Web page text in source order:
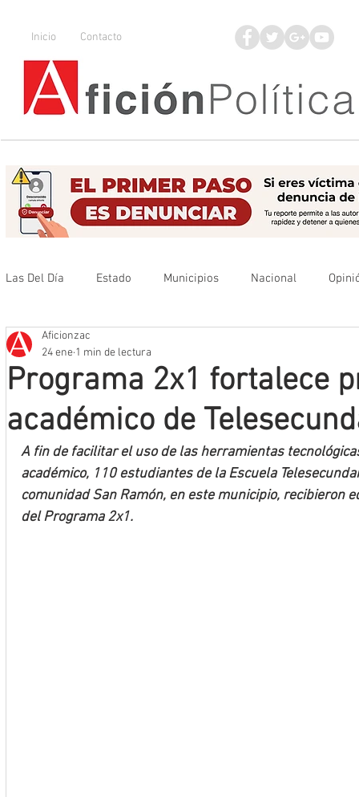
Inicio Contacto
Las Del Día Estado Municipios Nacional
Que no se olvide
Mineros LNBP
Programa 2x1 fortalece
académico de
Aficionzac
24 ene 1 min de lectura
A fin de facilitar el uso de las herramientas
académico, 110 estudiantes de la Escuela
comunidad San Ramón, en este municipio, recibieron
del Programa 2x1.